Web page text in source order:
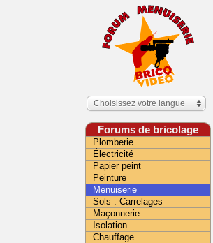
Choisissez votre langue
Forums de bricolage
Plomberie
Électricité
Papier peint
Peinture
Menuiserie
Sols . Carrelages
Maçonnerie
Isolation
Chauffage